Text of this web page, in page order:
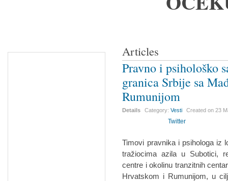
Articles
Pravno i psihološko
granica Srbije sa
Rumunijom
Details Category:Vesti Created on23
Twitter
Timovi pravnika i psihologa iz
tražiocima azila u Subotici,
centre i okolinu tranzitnih
Hrvatskom i Rumunijom, u